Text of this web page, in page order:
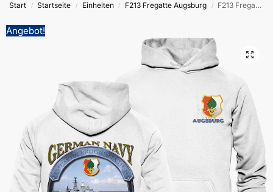
Start / Startseite / Einheiten / F213 Fregatte Augsburg / F213 Fregatte AUGSBURG – Hoodie – German Navy
Angebot!